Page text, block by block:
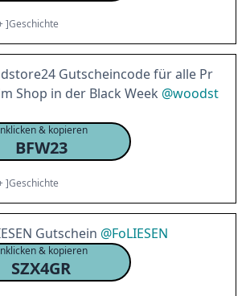
]Geschichte
Gutscheincode für alle Pr
Shop in der Black Week @woodst
& kopieren
BFW23
]Geschichte
Gutschein @FoLIESEN
& kopieren
SZX4GR